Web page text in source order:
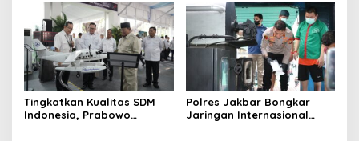
Tingkatkan Kualitas SDM
Indonesia, Prabowo
Polres Jakbar Bongkar
Jaringan Internasional